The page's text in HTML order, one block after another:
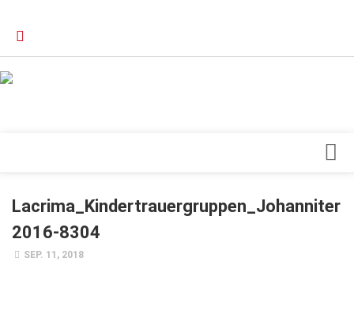
Forschung
Lacrima_Kindertrauergruppen_Johanniter
2016-8304
SEP. 11, 2018